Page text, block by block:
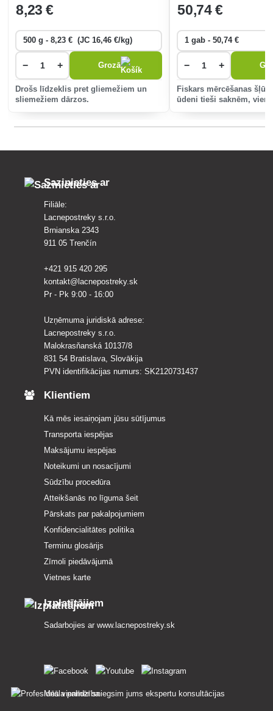
8,23 €
− + Grozā
Drošs līdzeklis pret gliemežiem un
sliemežiem dārzos.
50,74 €
− +
Fiskars mērcēšanas
ūdeni tieši saknēm,
Sazinieties ar
Filiāle:
Lacnepostreky s.r.o.
Brnianska 2343
911 05 Trenčín
+421 915 420 295
kontakt@lacnepostreky.sk
Pr - Pk 9:00 - 16:00
Uzņēmuma juridiskā adrese:
Lacnepostreky s.r.o.
Malokrasňanská 10137/8
831 54 Bratislava, Slovākija
PVN identifikācijas numurs: SK2120731437
Klientiem
Kā mēs iesaiņojam jūsu sūtījumus
Transporta iespējas
Maksājumu iespējas
Noteikumi un nosacījumi
Sūdzību procedūra
Atteikšanās no līguma šeit
Pārskats par pakalpojumiem
Konfidencialitātes politika
Terminu glosārijs
Zīmoli piedāvājumā
Vietnes karte
Izplatītājiem
Sadarbojies ar www.lacnepostreky.sk
Mēs vienmēr sniegsim jums ekspertu konsultācijas